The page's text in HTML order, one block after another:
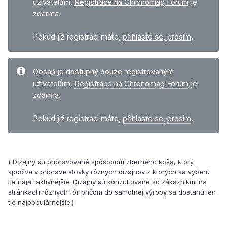
uživatelům. Registrace na Chronomag Fórum je
zdarma.
Pokud již registraci máte, přihlaste se, prosím.
Obsah je dostupný pouze registrovaným
uživatelům. Registrace na Chronomag Fórum je
zdarma.
Pokud již registraci máte, přihlaste se, prosím.
( Dizajny sú pripravované spôsobom zberného koša, ktorý
spočíva v príprave stovky rôznych dizajnov z ktorých sa vyberú
tie najatraktívnejšie. Dizajny sú konzultované so zákazníkmi na
stránkach rôznych fór pričom do samotnej výroby sa dostanú len
tie najpopulárnejšie.)